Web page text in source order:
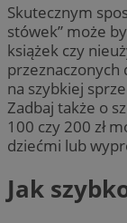
Skutecznym
stówek” może
książek czy
przeznaczonych
na szybkiej
Zadbaj także o
100 czy 200 zł
dziećmi lub
Jak